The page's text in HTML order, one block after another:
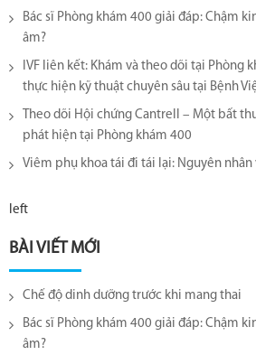
Bác sĩ Phòng khám 400 giải đáp: Chậm
âm?
IVF liên kết: Khám và theo dõi tại Phòng
thực hiện kỹ thuật chuyên sâu tại Bệnh
Theo dõi Hội chứng Cantrell – Một bất
phát hiện tại Phòng khám 400
Viêm phụ khoa tái đi tái lại​: Nguyên nhân
left
BÀI VIẾT MỚI
Chế độ dinh dưỡng trước khi mang thai
Bác sĩ Phòng khám 400 giải đáp: Chậm
âm?